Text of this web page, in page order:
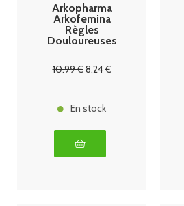
Arkopharma
Arkofemina
Règles
Douloureuses
10.99€8.24€
En stock